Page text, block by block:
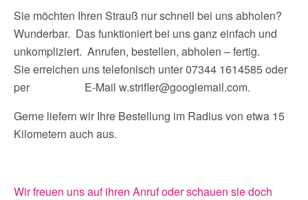
Sie möchten Ihren Strauß nur schnell bei uns abholen?
Wunderbar. Das funktioniert bei uns ganz einfach und
unkompliziert. Anrufen, bestellen, abholen – fertig.
Sie erreichen uns telefonisch unter 07344 1614585 oder
per E-Mail w.strifler@googlemail.com.
Gerne liefern wir Ihre Bestellung im Radius von etwa 15
Kilometern auch aus.
Wir freuen uns auf ihren Anruf oder schauen sie doch